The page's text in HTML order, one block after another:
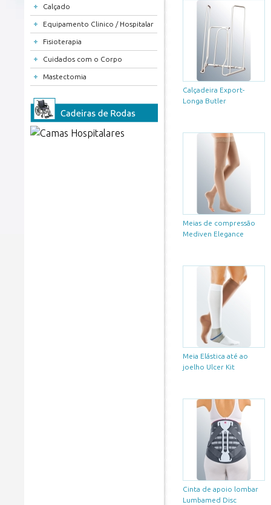
+ Calçado
+ Equipamento Clinico / Hospitalar
+ Fisioterapia
+ Cuidados com o Corpo
+ Mastectomia
Calçadeira Export-
Longa Butler
Meias de compressão
Mediven Elegance
Meia Elástica até ao
joelho Ulcer Kit
Cinta de apoio lombar
Lumbamed Disc